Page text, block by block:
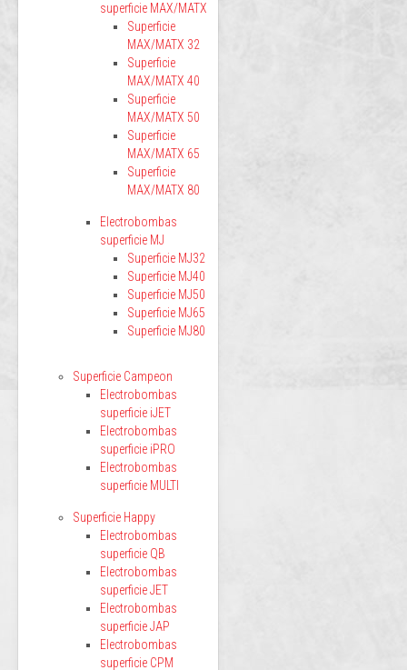
superficie MAX/MATX
Superficie
MAX/MATX 32
Superficie
MAX/MATX 40
Superficie
MAX/MATX 50
Superficie
MAX/MATX 65
Superficie
MAX/MATX 80
Electrobombas
superficie MJ
Superficie MJ32
Superficie MJ40
Superficie MJ50
Superficie MJ65
Superficie MJ80
Superficie Campeon
Electrobombas
superficie iJET
Electrobombas
superficie iPRO
Electrobombas
superficie MULTI
Superficie Happy
Electrobombas
superficie QB
Electrobombas
superficie JET
Electrobombas
superficie JAP
Electrobombas
superficie CPM